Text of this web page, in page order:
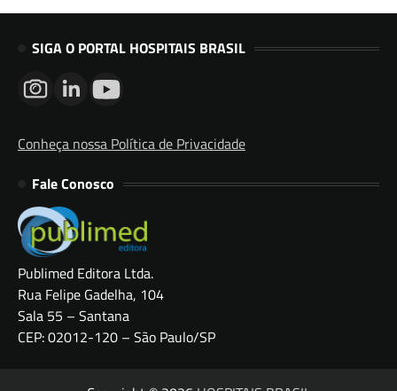
SIGA O PORTAL HOSPITAIS BRASIL
Conheça nossa Política de Privacidade
Fale Conosco
Publimed Editora Ltda.
Rua Felipe Gadelha, 104
Sala 55 – Santana
CEP: 02012-120 – São Paulo/SP